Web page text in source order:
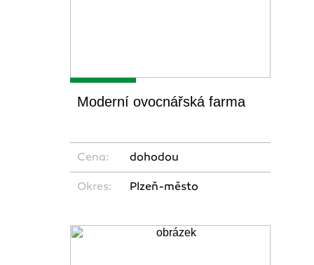
Moderní ovocnářská farma
Cena: dohodou
Okres: Plzeň-město